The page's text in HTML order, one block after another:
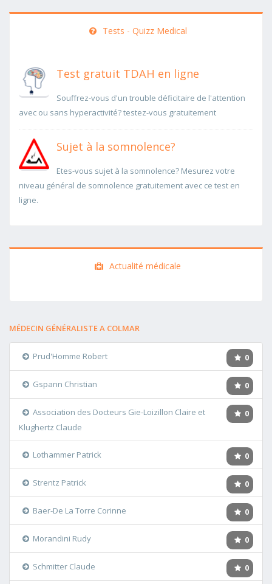
Tests - Quizz Medical
Test gratuit TDAH en ligne
Souffrez-vous d'un trouble déficitaire de l'attention
avec ou sans hyperactivité? testez-vous gratuitement
Sujet à la somnolence?
Etes-vous sujet à la somnolence? Mesurez votre
niveau général de somnolence gratuitement avec ce test en
ligne.
Actualité médicale
MÉDECIN GÉNÉRALISTE A COLMAR
0
Prud'Homme Robert
0
Gspann Christian
0
Association des Docteurs Gie-Loizillon Claire et
Klughertz Claude
0
Lothammer Patrick
0
Strentz Patrick
0
Baer-De La Torre Corinne
0
Morandini Rudy
0
Schmitter Claude